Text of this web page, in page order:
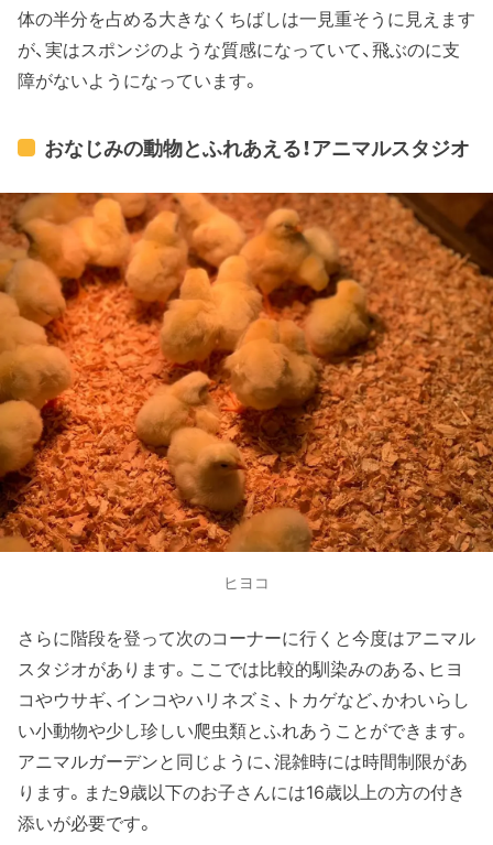
体の半分を占める大きなくちばしは一見重そうに見えます
が、実はスポンジのような質感になっていて、飛ぶのに支
障がないようになっています。
おなじみの動物とふれあえる！アニマルスタジオ
ヒヨコ
さらに階段を登って次のコーナーに行くと今度はアニマル
スタジオがあります。ここでは比較的馴染みのある、ヒヨ
コやウサギ、インコやハリネズミ、トカゲなど、かわいらし
い小動物や少し珍しい爬虫類とふれあうことができます。
アニマルガーデンと同じように、混雑時には時間制限があ
ります。また9歳以下のお子さんには16歳以上の方の付き
添いが必要です。